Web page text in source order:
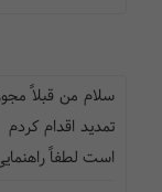
سلام من قبلاً
تمدید اقدام
است لطفاً راهنمایی